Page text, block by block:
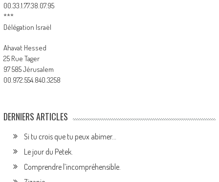
00.33.1.77.38.07.95
***
Délégation Israël
Ahavat Hessed
25 Rue Tager
97 585 Jérusalem
00.972.554.840.3258
DERNIERS ARTICLES
Si tu crois que tu peux abimer…
Le jour du Petek.
Comprendre l’incompréhensible.